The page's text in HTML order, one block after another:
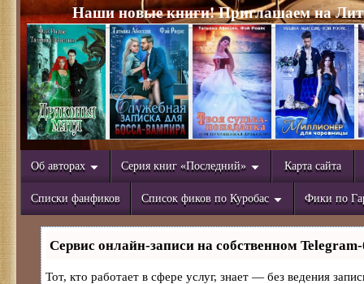
Наши новые книги! Приглашаем на
Об авторах Серия книг «Последний» Карта сайта
Списки фанфиков Список фиков по Куробас Фики по
Сервис онлайн-записи на собственном Telegram-
Тот, кто работает в сфере услуг, знает — без ведения